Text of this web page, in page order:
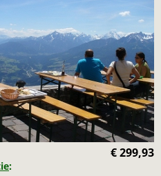
€299,93
: